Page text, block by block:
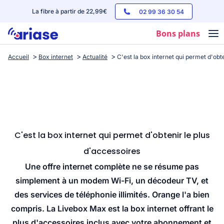
La fibre à partir de 22,99€ 02 99 36 30 54
Bons plans
Box internet
Streaming
Accueil Box internet Actualité C'est la box internet qui permet
C'est la box internet qui permet d'obtenir le plus
d'accessoires
Une offre internet complète ne se résume pas
simplement à un modem Wi-Fi, un décodeur TV, et
des services de téléphonie illimités. Orange l'a bien
compris. La Livebox Max est la box internet offrant le